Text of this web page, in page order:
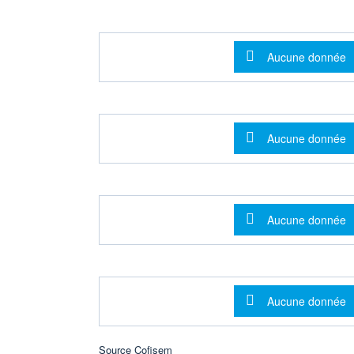
Message
Aucune donnée
Message
Aucune donnée
Message
Aucune donnée
Message
Aucune donnée
Source Cofisem